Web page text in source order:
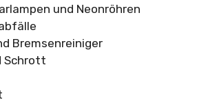
und Neonröhren
Bremsenreiniger
Schrott